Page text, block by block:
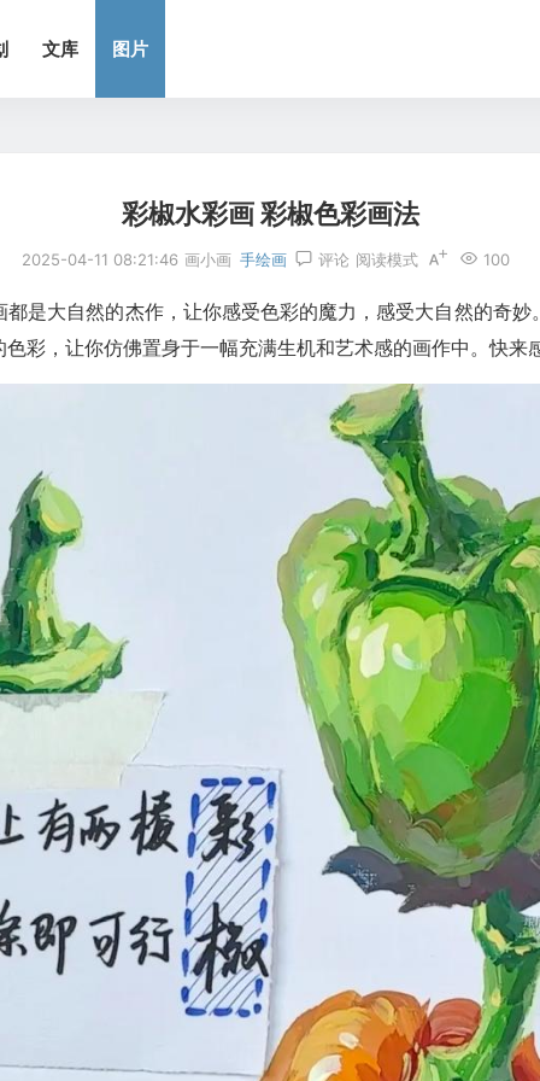
文库 图片
彩椒水彩画 彩椒色彩画法
2025-04-11 08:21:46 画小画 手绘画 评论 100
阅读模式
是大自然的杰作，让你感受色彩的魔力，感受大自然的奇
彩，让你仿佛置身于一幅充满生机和艺术感的画作中。快来